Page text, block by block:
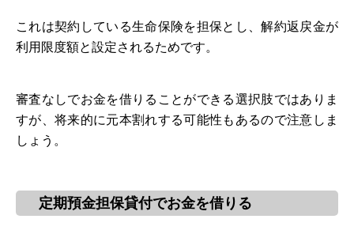
これは契約している生命保険を担保とし、解約返戻金が
利用限度額と設定されるためです。
審査なしでお金を借りることができる選択肢ではありま
すが、将来的に元本割れする可能性もあるので注意しま
しょう。
定期預金担保貸付でお金を借りる